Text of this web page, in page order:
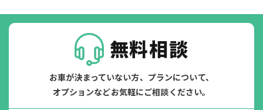
無料相談
お車が決まっていない方、プランについて、
オプションなどお気軽にご相談ください。